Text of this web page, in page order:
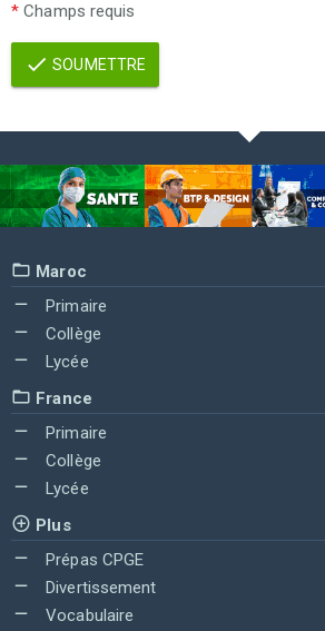
* Champs requis
SOUMETTRE
Maroc
Primaire
Collège
Lycée
France
Primaire
Collège
Lycée
Plus
Prépas CPGE
Divertissement
Vocabulaire